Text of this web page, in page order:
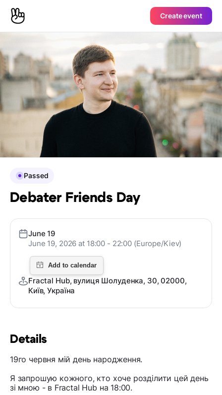
Create event
Details
19го червня мій день народження.
Я запрошую кожного, кто хоче розділити цей день
зі мною - в Fractal Hub на 18:00.
Passed
Debater Friends Day
June 19
June 19, 2026 at 18:00 - 22:00 (Europe/Kiev)
Fractal Hub, вулиця Шолуденка, 30, 02000,
Київ, Україна